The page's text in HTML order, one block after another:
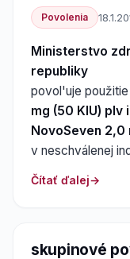
Povolenia
Ministerstvo
republiky
povol'uje použitie
mg (50 KIU) plv
NovoSeven 2,0
v neschválenej
Čítať ďalej
skupinové